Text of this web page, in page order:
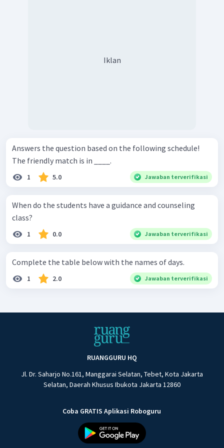
Iklan
Answers the question based on the following schedule!
The friendly match is in ____.
1 5.0 Jawaban terverifikasi
When do the students have a guidance and counseling
class?
1 0.0 Jawaban terverifikasi
Complete the table below with the names of days.
1 2.0 Jawaban terverifikasi
RUANGGURU HQ
Jl. Dr. Saharjo No.161, Manggarai Selatan, Tebet, Kota Jakarta
Selatan, Daerah Khusus Ibukota Jakarta 12860
Coba GRATIS Aplikasi Roboguru